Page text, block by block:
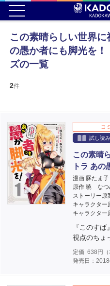
この素晴らしい世界
の愚か者にも脚光を
ズの一覧
2件
コ
試し読
この素晴
トラ あ
漫画 豚たま子
原作 暁 なつ
ストーリー原
キャラクタ
キャラクタ
『このす
視点のちょ
定価 638 円
発売日：